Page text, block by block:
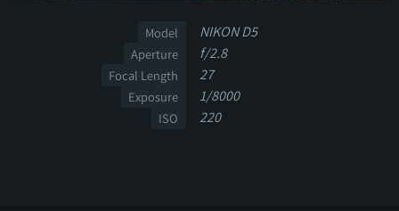
Model NIKON D5
Aperture f/2.8
Focal Length 27
Exposure 1/8000
ISO 220